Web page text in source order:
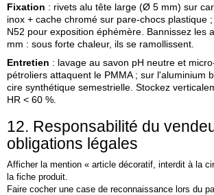
Fixation : rivets alu tête large (Ø 5 mm) sur
inox + cache chromé sur pare‑chocs plastique
N52 pour exposition éphémère. Bannissez les
mm : sous forte chaleur, ils se ramollissent.
Entretien : lavage au savon pH neutre et
pétroliers attaquent le PMMA ; sur l'aluminium
cire synthétique semestrielle. Stockez
HR < 60 %.
12. Responsabilité du
obligations légales
Afficher la mention « article décoratif, interdit à la
la fiche produit.
Faire cocher une case de reconnaissance lors du